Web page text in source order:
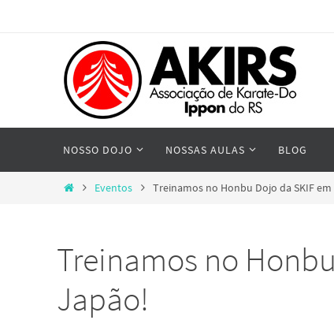
content
NOSSO DOJO NOSSAS AULAS BLOG
HomeEventos Treinamos no Honbu Dojo da SKIF
Treinamos no
Japão!